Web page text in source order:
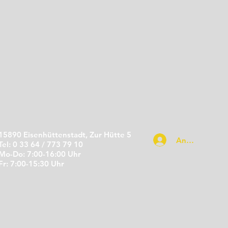
Eisenhüttenstadt, Zur Hütte 5
0 33 64 / 773 79 10
Do: 7:00-16:00 Uhr
7:00-15:30 Uhr
Anmelden